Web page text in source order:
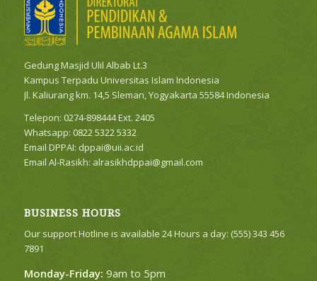
Gedung Masjid Ulil Albab Lt.3
Kampus Terpadu Universitas Islam Indonesia
Jl. Kaliurang km. 14,5 Sleman, Yogyakarta 55584 Indonesia
Telepon: 0274-898444 Ext. 2405
Whatsapp: 0822 5322 5332
Email DPPAI: dppai@uii.ac.id
Email Al-Rasikh: alrasikhdppai@gmail.com
BUSINESS HOURS
Our support Hotline is available 24 Hours a day: (555) 343 456
7891
Monday-Friday: 9am to 5pm